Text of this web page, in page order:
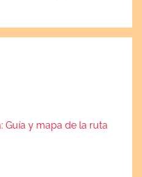
Guía y mapa de la ruta